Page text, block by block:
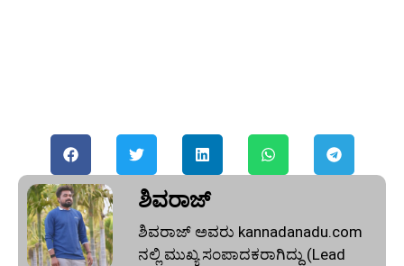
ಶಿವರಾಜ್
ಶಿವರಾಜ್ ಅವರು kannadanadu.com
ನಲ್ಲಿ ಮುಖ್ಯ ಸಂಪಾದಕರಾಗಿದ್ದು (Lead